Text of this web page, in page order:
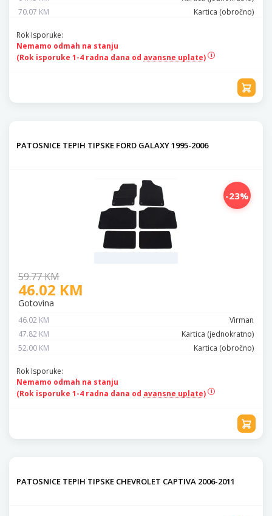
70.07 KM
Kartica (obročno)
Rok Isporuke:
Nemamo odmah na stanju
(Rok isporuke 1-4 radna dana od avansne uplate)
PATOSNICE TEPIH TIPSKE FORD GALAXY 1995-2006
-23%
59.77 KM
46.02 KM
Gotovina
46.02 KM
Virman
47.82 KM
Kartica (jednokratno)
52.00 KM
Kartica (obročno)
Rok Isporuke:
Nemamo odmah na stanju
(Rok isporuke 1-4 radna dana od avansne uplate)
PATOSNICE TEPIH TIPSKE CHEVROLET CAPTIVA 2006-2011